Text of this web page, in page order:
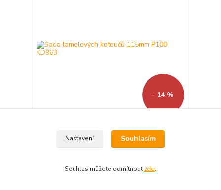
- 14 %
Sleva končí:
Nastavení Souhlasím
Souhlas můžete odmítnout zde.